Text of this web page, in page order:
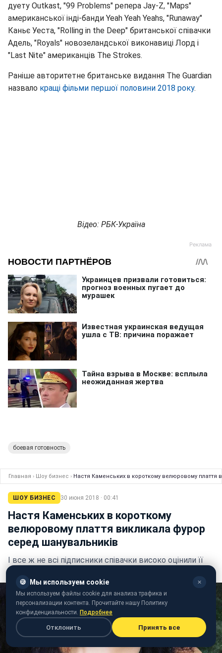
дуету Outkast, "99 Problems" репера Jay-Z, "Maps"
американської інді-банди Yeah Yeah Yeahs, "Runaway"
Каньє Уеста, "Rolling in the Deep" британської співачки
Адель, "Royals" новозеландської виконавиці Лорд і
"Last Nite" американців The Strokes.
Раніше авторитетне британське видання The Guardian
назвало кращі фільми першої половини 2018 року.
Відео: РБК-Україна
боевая готовность
Главная › Шоу бизнес › Настя Каменських в короткому велюровому плаття
ШОУ БИЗНЕС 30 июня 2018 · 00:41
Настя Каменських в короткому
велюровому плаття викликала фурор
серед шанувальників
І все ж не всі підписники співачки високо оцінили її
новий образ
🍪 Мы используем cookie ✕
Мы используем файлы cookie для анализа трафика и
персонализации контента. Прочитайте нашу Политику
конфиденциальности. Подробнее
Отклонить Принять все